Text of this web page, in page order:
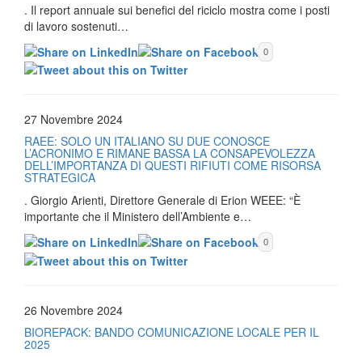
. Il report annuale sui benefici del riciclo mostra come i posti
di lavoro sostenuti…
0
27 Novembre 2024
RAEE: SOLO UN ITALIANO SU DUE CONOSCE
L’ACRONIMO E RIMANE BASSA LA CONSAPEVOLEZZA
DELL’IMPORTANZA DI QUESTI RIFIUTI COME RISORSA
STRATEGICA
. Giorgio Arienti, Direttore Generale di Erion WEEE: “È
importante che il Ministero dell’Ambiente e…
0
26 Novembre 2024
BIOREPACK: BANDO COMUNICAZIONE LOCALE PER IL
2025